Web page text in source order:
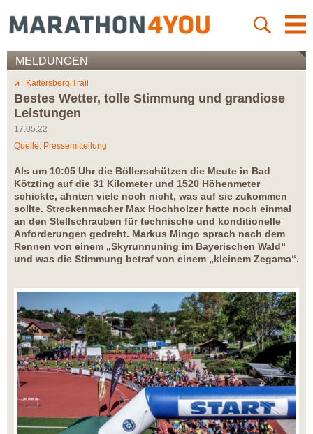
MELDUNGEN
Kaitersberg Trail
Bestes Wetter, tolle Stimmung und grandiose
Leistungen
17.05.22
Quelle: Pressemitteilung
Als um 10:05 Uhr die Böllerschützen die Meute in Bad
Kötzting auf die 31 Kilometer und 1520 Höhenmeter
schickte, ahnten viele noch nicht, was auf sie zukommen
sollte. Streckenmacher Max Hochholzer hatte noch einmal
an den Stellschrauben für technische und konditionelle
Anforderungen gedreht. Markus Mingo sprach nach dem
Rennen von einem „Skyrunnuning im Bayerischen Wald“
und was die Stimmung betraf von einem „kleinem Zegama“.